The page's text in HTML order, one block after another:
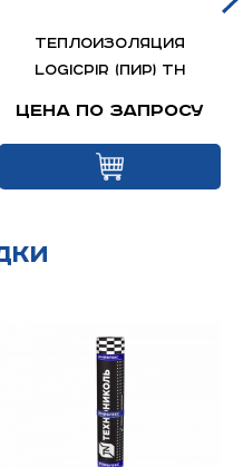
Теплоизоляция
LOGICPIR (ПИР) ТН
Цена по запросу